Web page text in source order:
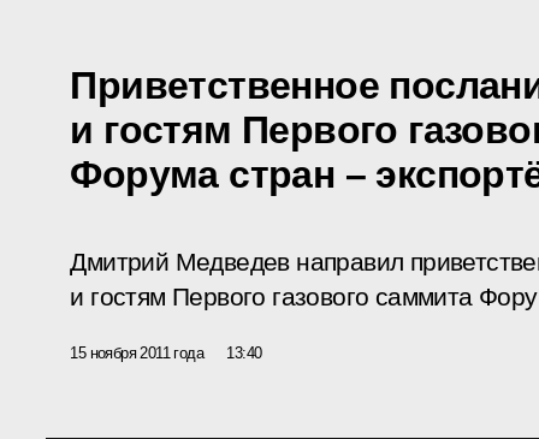
Приветственное
и гостям Первого
Форума стран –
Дмитрий Медведев направил
и гостям Первого газового саммита
15 ноября 2011 года 13:40